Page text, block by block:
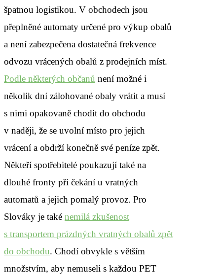
špatnou logistikou. V obchodech jsou
přeplněné automaty určené pro výkup obalů
a není zabezpečena dostatečná frekvence
odvozu vrácených obalů z prodejních míst.
Podle některých občanů není možné i
několik dní zálohované obaly vrátit a musí
s nimi opakovaně chodit do obchodu
v naději, že se uvolní místo pro jejich
vrácení a obdrží konečně své peníze zpět.
Někteří spotřebitelé poukazují také na
dlouhé fronty při čekání u vratných
automatů a jejich pomalý provoz. Pro
Slováky je také nemilá zkušenost
s transportem prázdných vratných obalů zpět
do obchodu. Chodí obvykle s větším
množstvím, aby nemuseli s každou PET